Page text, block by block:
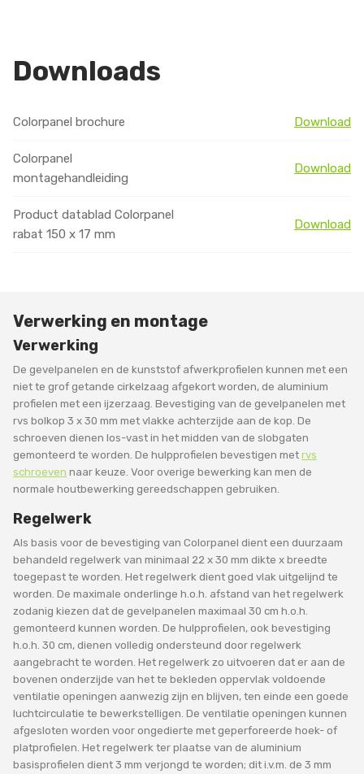
Downloads
Colorpanel brochure Download
Colorpanel
montagehandleiding
Download
Product datablad Colorpanel
rabat 150 x 17 mm
Download
Verwerking en montage
Verwerking
De gevelpanelen en de kunststof afwerkprofielen kunnen met een
niet te grof getande cirkelzaag afgekort worden, de aluminium
profielen met een ijzerzaag. Bevestiging van de gevelpanelen met
rvs bolkop 3 x 30 mm met vlakke achterzijde aan de kop. De
schroeven dienen los-vast in het midden van de slobgaten
gemonteerd te worden. De hulpprofielen bevestigen met rvs
schroeven naar keuze. Voor overige bewerking kan men de
normale houtbewerking gereedschappen gebruiken.
Regelwerk
Als basis voor de bevestiging van Colorpanel dient een duurzaam
behandeld regelwerk van minimaal 22 x 30 mm dikte x breedte
toegepast te worden. Het regelwerk dient goed vlak uitgelijnd te
worden. De maximale onderlinge h.o.h. afstand van het regelwerk
zodanig kiezen dat de gevelpanelen maximaal 30 cm h.o.h.
gemonteerd kunnen worden. De hulpprofielen, ook bevestiging
h.o.h. 30 cm, dienen volledig ondersteund door regelwerk
aangebracht te worden. Het regelwerk zo uitvoeren dat er aan de
bovenen onderzijde van het te bekleden oppervlak voldoende
ventilatie openingen aanwezig zijn en blijven, ten einde een goede
luchtcirculatie te bewerkstelligen. De ventilatie openingen kunnen
afgesloten worden voor ongedierte met geperforeerde hoek- of
platprofielen. Het regelwerk ter plaatse van de aluminium
basisprofielen dient 3 mm verjongd te worden; dit i.v.m. de 3 mm